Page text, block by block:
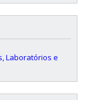
Laboratórios e